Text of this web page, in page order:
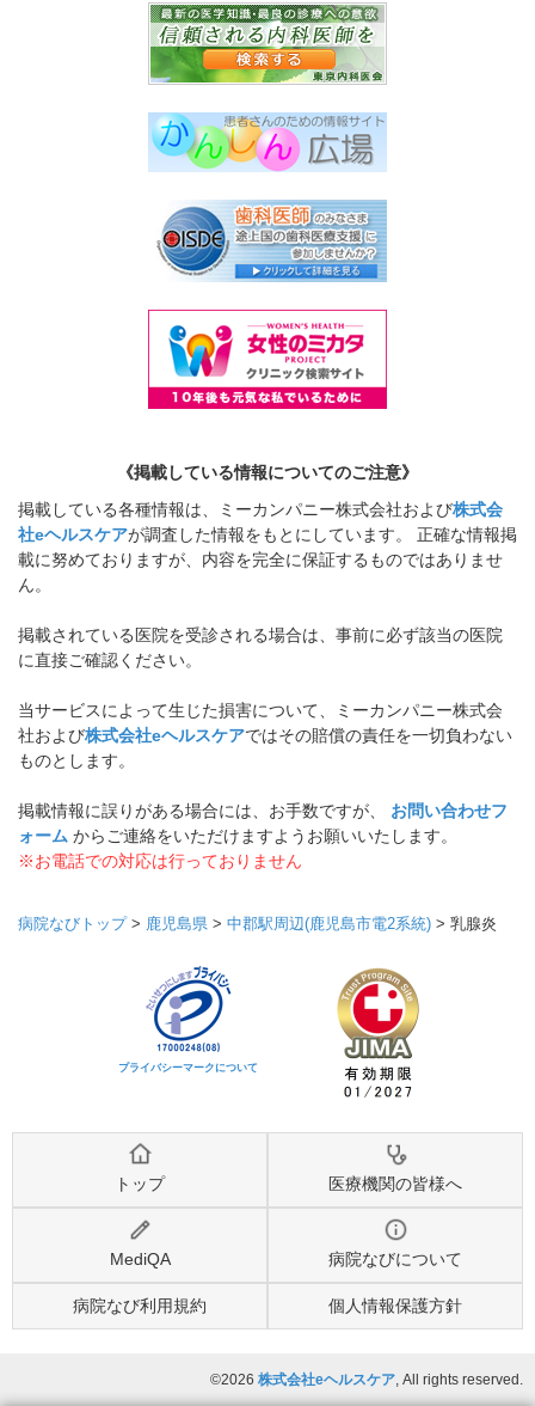
《掲載している情報についてのご注意》
掲載している各種情報は、ミーカンパニー株式会社および株式会
社eヘルスケアが調査した情報をもとにしています。 正確な情報掲
載に努めておりますが、内容を完全に保証するものではありませ
ん。
掲載されている医院を受診される場合は、事前に必ず該当の医院
に直接ご確認ください。
当サービスによって生じた損害について、ミーカンパニー株式会
社および株式会社eヘルスケアではその賠償の責任を一切負わない
ものとします。
掲載情報に誤りがある場合には、お手数ですが、 お問い合わせフ
ォーム からご連絡をいただけますようお願いいたします。
※お電話での対応は行っておりません
病院なびトップ> 鹿児島県 > 中郡駅周辺(鹿児島市電2系統) > 乳腺炎
プライバシーマークについて
トップ 医療機関の皆様へ
MediQA 病院なびについて
病院なび利用規約 個人情報保護方針
©2026 株式会社eヘルスケア, All rights reserved.